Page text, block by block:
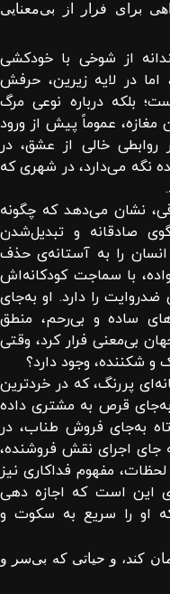
برای فرار از بی‌معنایی
از شوخی با خودکشی
اما در لایه زیرین، حرفش
بلکه درباره نوعی مرگ
عموماً پیش از ورود
روابطی خالی از عشق، در
نگه می‌دارد، در شهری که
نشان می‌دهد که چگونه
صادقانه و تبدیل‌شدن
را به آستانه‌ی حذف
با سماجت کودکانه‌اش
را دارد. او به‌جای
ساده و بی‌رحم، منطق
بی‌معنی فرار کرد، وقتی
شکننده، وجود دارد؟
پررنگ، که در خردترین
به‌جای قرص به مشتری داده
به‌جای فروش طناب، در
جای اجرای نقش فروشنده،
مفهوم فداکاری نیز
این است که اجازه دهی
او را سریع به سکوت و
کند، و حیاتی که بی‌سر و